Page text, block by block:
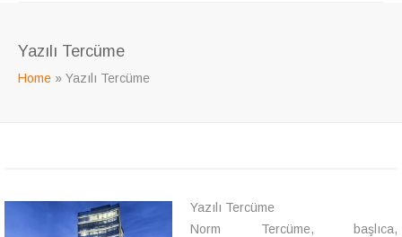
Yazılı Tercüme
Home » Yazılı Tercüme
Yazılı Tercüme
Norm Tercüme, başlıca,